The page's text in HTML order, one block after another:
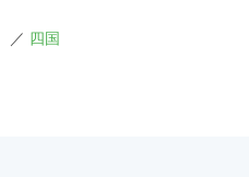
／ 四国